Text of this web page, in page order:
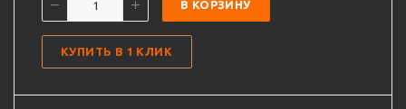
В КОРЗИНУ
КУПИТЬ В 1 КЛИК